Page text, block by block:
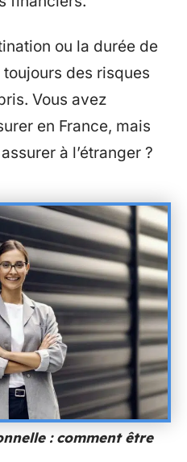
ou la durée de
des risques
Vous avez
en France, mais
à l’étranger ?
: comment être